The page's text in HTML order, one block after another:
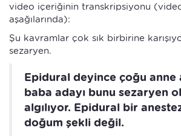
video içeriğinin transkripsiyonu
aşağılarında):
Şu kavramlar çok sık birbirine
sezaryen.
Epidural deyince çoğu anne
baba adayı bunu sezaryen
algılıyor. Epidural bir
doğum şekli değil.